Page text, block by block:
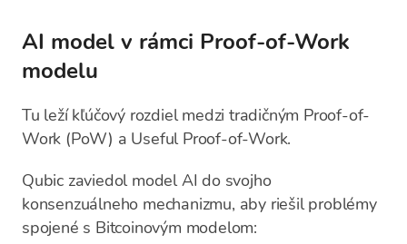
AI model v rámci Proof-of-Work
modelu
Tu leží kľúčový rozdiel medzi tradičným Proof-of-
Work (PoW) a Useful Proof-of-Work.
Qubic zaviedol model AI do svojho
konsenzuálneho mechanizmu, aby riešil problémy
spojené s Bitcoinovým modelom: